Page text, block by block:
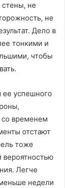
стены, не
не
Дело в
тонкими и
чтобы
ее успешного
со временем
отстают
тоже
вероятностью
Легче
недели